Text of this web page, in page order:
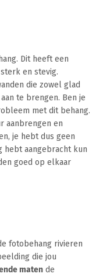
Dit heeft een
en stevig.
die zowel glad
te brengen. Ben je
met dit behang.
aanbrengen en
je hebt dus geen
hebt aangebracht kun
goed op elkaar
fotobehang rivieren
die jou
maten de